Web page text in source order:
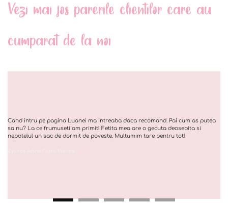
Vezi mai jos parerile clientilor care au
cumparat de la noi
Cand intru pe pagina Luanei ma intreaba daca recomand. Pai cum as putea
sa nu? La ce frumuseti am primit! Fetita mea are o gecuta deosebita si
nepotelul un sac de dormit de poveste. Multumim tare pentru tot!